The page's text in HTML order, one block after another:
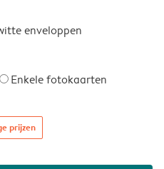
enveloppen
Enkele fotokaarten
prijzen